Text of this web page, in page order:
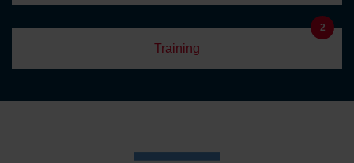
Training
2